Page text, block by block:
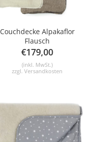
Couchdecke Alpakaflor
Flausch
€179,00
(inkl. MwSt.)
zzgl.Versandkosten